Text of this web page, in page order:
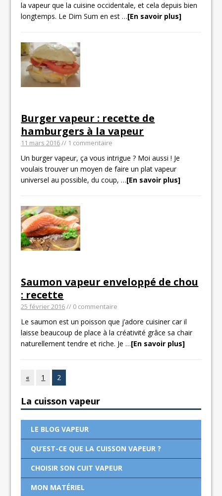
la vapeur que la cuisine occidentale, et cela depuis bien
longtemps. Le Dim Sum en est…[En savoir plus]
Burger vapeur : recette de
hamburgers à la vapeur
11 mars 2016// 1 commentaire
Un burger vapeur, ça vous intrigue ? Moi aussi ! Je
voulais trouver un moyen de faire un plat vapeur
universel au possible, du coup,…[En savoir plus]
Saumon vapeur enveloppé de chou
: recette
25 février 2016// 0 commentaire
Le saumon est un poisson que j’adore cuisiner car il
laisse beaucoup de place à la créativité grâce sa chair
naturellement tendre et riche. Je…[En savoir plus]
« 1 2
La cuisson vapeur
LE BLOG VAPEUR
QU’EST-CE QUE LA CUISSON VAPEUR ?
CHOISIR SON CUIT VAPEUR
MON MATÉRIEL